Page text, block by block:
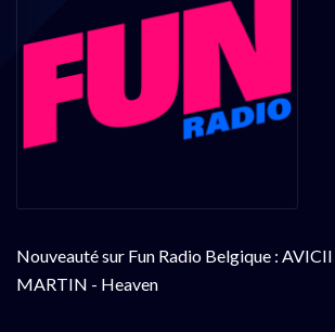
Nouveauté sur Fun Radio Belgique :
MARTIN - Heaven